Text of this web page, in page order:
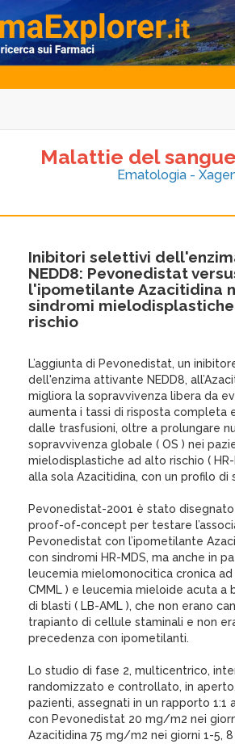
Malattie del
Ematologia -
Inibitori selettivi
NEDD8: Pevonedistat
l'ipometilante Azacitidina
sindromi
rischio
L’aggiunta di Pevonedistat, un
dell'enzima attivante NEDD8,
migliora la sopravvivenza libera da
aumenta i tassi di risposta completa
dalle trasfusioni, oltre a prolungare
sopravvivenza globale ( OS ) nei
mielodisplastiche ad alto rischio (
alla sola Azacitidina, con un profilo di
Pevonedistat-2001 è stato
proof-of-concept per testare
Pevonedistat con l’ipometilante
con sindromi HR-MDS, ma anche in
leucemia mielomonocitica cronica ad
CMML ) e leucemia mieloide acuta a
di blasti ( LB-AML ), che non erano
trapianto di cellule staminali e non
precedenza con ipometilanti.
Lo studio di fase 2, multicentrico,
randomizzato e controllato, in
pazienti, assegnati in un rapporto 1:1
con Pevonedistat 20 mg/m2 nei
Azacitidina 75 mg/m2 nei giorni 1-5,